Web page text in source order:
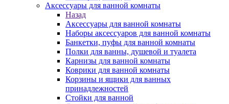
Аксессуары для ванной комнаты
Назад
Аксессуары для ванной комнаты
Наборы аксессуаров для ванной комнаты
Банкетки, пуфы для ванной комнаты
Полки для ванны, душевой и туалета
Карнизы для ванной комнаты
Коврики для ванной комнаты
Корзины и ящики для ванных
принадлежностей
Стойки для ванной